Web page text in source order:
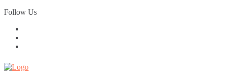
Skip
to
Follow Us